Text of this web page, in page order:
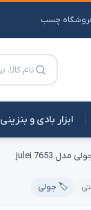
چسب
ابزار بادی و بنزینی
🏷️ جولی